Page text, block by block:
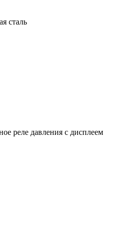
сталь
реле давления с дисплеем